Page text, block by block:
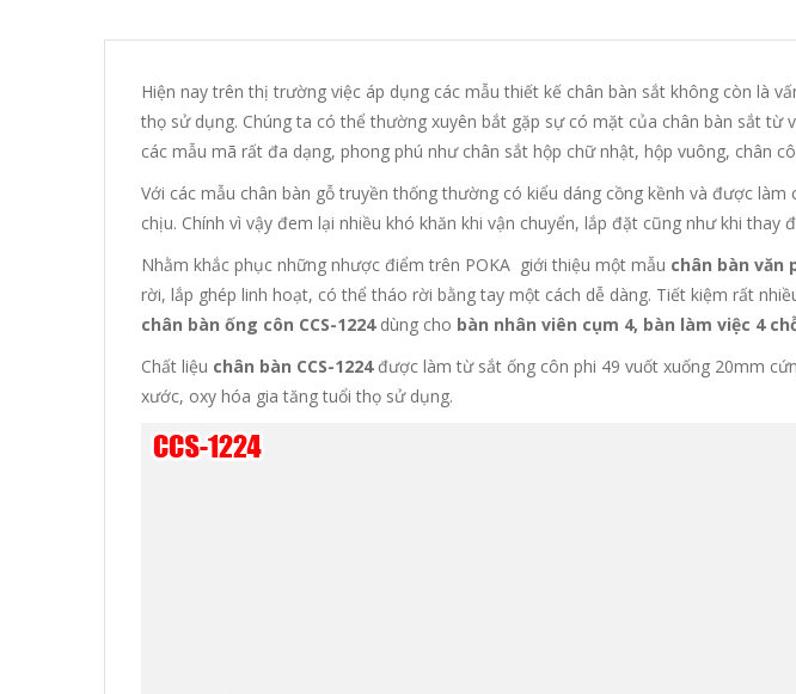
Hiện nay trên thị trường việc áp dụng các mẫu thiết kế chân bàn sắt không còn là
thọ sử dụng. Chúng ta có thể thường xuyên bắt gặp sự có mặt của chân bàn sắt
các mẫu mã rất đa dạng, phong phú như chân sắt hộp chữ nhật, hộp vuông, chân
Với các mẫu chân bàn gỗ truyền thống thường có kiểu dáng cồng kềnh và được
chịu. Chính vì vậy đem lại nhiều khó khăn khi vận chuyển, lắp đặt cũng như khi thay
Nhằm khắc phục những nhược điểm trên POKA giới thiệu một mẫu chân bàn văn
rời, lắp ghép linh hoạt, có thể tháo rời bằng tay một cách dễ dàng. Tiết kiệm rất
chân bàn ống côn CCS-1224 dùng cho bàn nhân viên cụm 4, bàn làm việc 4
Chất liệu chân bàn CCS-1224được làm từ sắt ống côn phi 49 vuốt xuống 20mm
xước, oxy hóa gia tăng tuổi thọ sử dụng.